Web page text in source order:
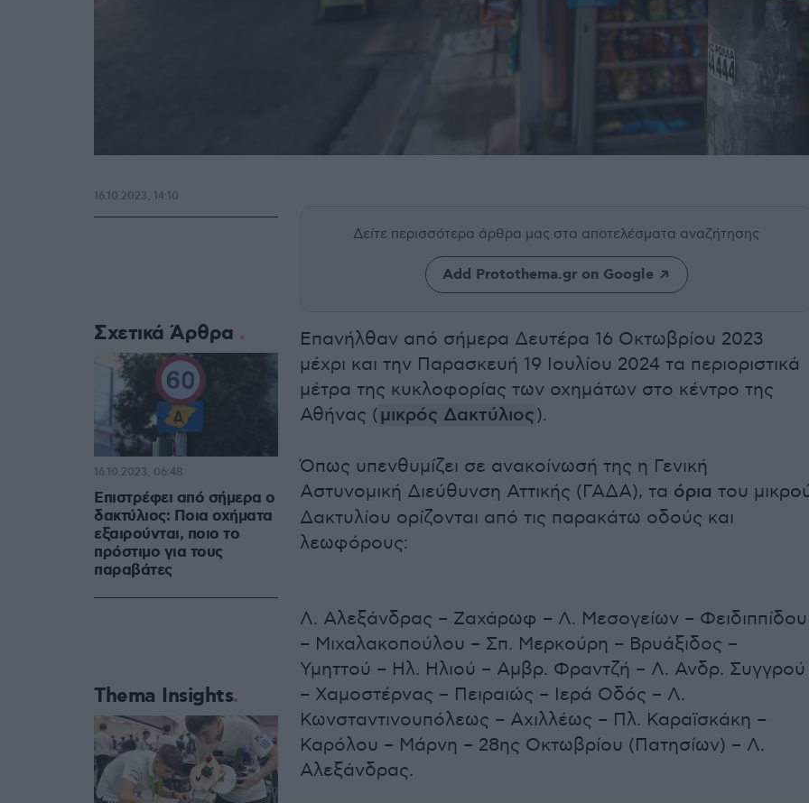
Δείτε περισσότερα άρθρα μας στα αποτελέσματα αναζήτησης
Add Protothema.gr on Google
Επανήλθαν από σήμερα Δευτέρα 16 Οκτωβρίου 2023
μέχρι και την Παρασκευή 19 Ιουλίου 2024 τα περιοριστικά
μέτρα της κυκλοφορίας των οχημάτων στο κέντρο της
Αθήνας (μικρός Δακτύλιος).
Όπως υπενθυμίζει σε ανακοίνωσή της η Γενική
Αστυνομική Διεύθυνση Αττικής (ΓΑΔΑ), τα όρια του
Δακτυλίου ορίζονται από τις παρακάτω οδούς και
λεωφόρους:
Λ. Αλεξάνδρας – Ζαχάρωφ – Λ. Μεσογείων – Φειδιππίδου
– Μιχαλακοπούλου – Σπ. Μερκούρη – Βρυάξιδος –
Υμηττού – Ηλ. Ηλιού – Αμβρ. Φραντζή – Λ. Ανδρ. Συγγρού
– Χαμοστέρνας – Πειραιώς – Ιερά Οδός – Λ.
Κωνσταντινουπόλεως – Αχιλλέως – Πλ. Καραϊσκάκη –
Καρόλου – Μάρνη – 28ης Οκτωβρίου (Πατησίων) – Λ.
Αλεξάνδρας.
16.10.2023, 14:10
Σχετικά Άρθρα
Επιστρέφει από σήμερα ο
δακτύλιος: Ποια οχήματα
εξαιρούνται, ποιο το
πρόστιμο για τους
παραβάτες
16.10.2023, 06:48
Thema Insights